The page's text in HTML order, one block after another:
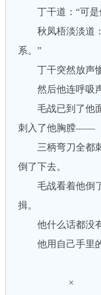
丁干道：“可
秋凤梧淡淡道：
系。”
丁干突然放声惨
然后他连呼吸声
毛战已到了他面
刺入了他胸膛——
三柄弯刀全都刺
倒了下去。
毛战看着他倒了
揖。
他什么话都没有
他用自己手里的